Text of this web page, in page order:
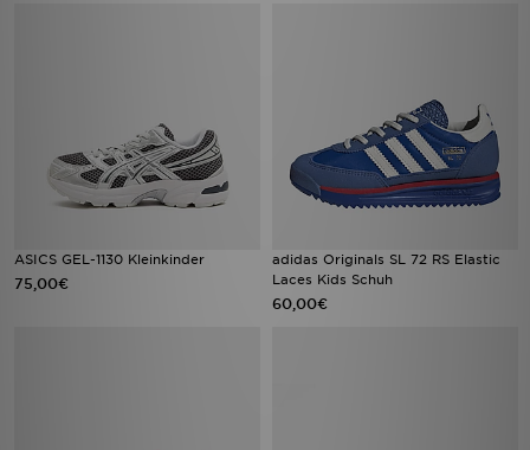
ASICS GEL-1130 Kleinkinder
75,00€
adidas Originals SL 72 RS Elastic
Laces Kids Schuh
60,00€